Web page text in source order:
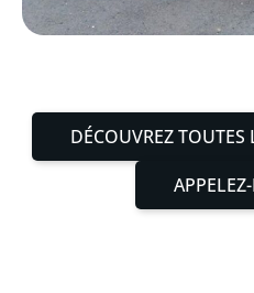
DÉCOUVREZ TOUTES